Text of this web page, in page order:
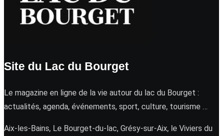
Site du Lac du Bourget
Le magazine en ligne de la vie autour du lac du Bourget :
actualités, agenda, événements, sport, culture, tourisme …
Aix-les-Bains, Le Bourget-du-lac, Grésy-sur-Aix, le Viviers du